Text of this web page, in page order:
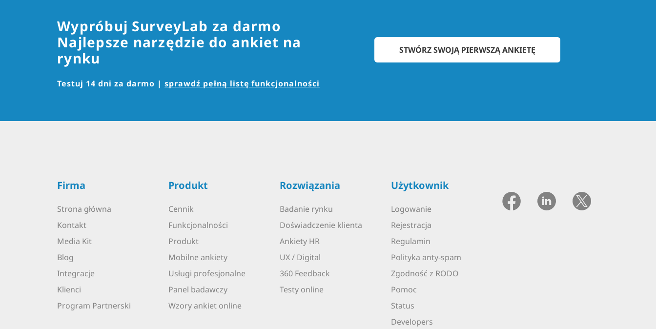
STWÓRZ SWOJĄ PIERWSZĄ ANKIETĘ
Wypróbuj SurveyLab za darmo
Najlepsze narzędzie do ankiet na
rynku
Testuj 14 dni za darmo | sprawdź pełną listę funkcjonalności
Firma
Strona główna
Kontakt
Media Kit
Blog
Integracje
Klienci
Program Partnerski
Produkt
Cennik
Funkcjonalności
Produkt
Mobilne ankiety
Usługi profesjonalne
Panel badawczy
Wzory ankiet online
Rozwiązania
Badanie rynku
Doświadczenie klienta
Ankiety HR
UX / Digital
360 Feedback
Testy online
Użytkownik
Logowanie
Rejestracja
Regulamin
Polityka anty-spam
Zgodność z RODO
Pomoc
Status
Developers